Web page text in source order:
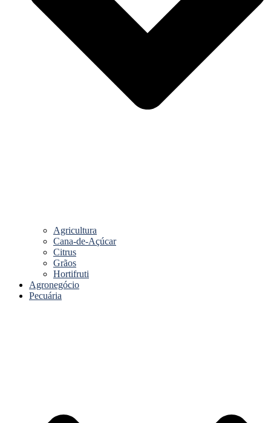
Agricultura
Cana-de-Açúcar
Citrus
Grãos
Hortifruti
Agronegócio
Pecuária